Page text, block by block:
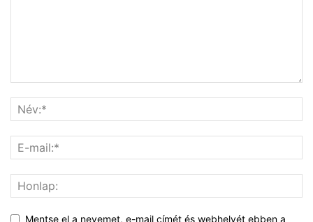
Mentse el a nevemet, e-mail címét és webhelyét ebben a